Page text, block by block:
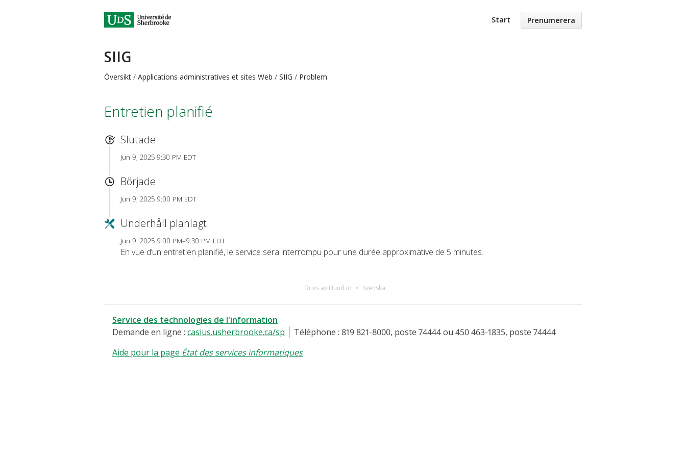
Start Prenumerera
SIIG
Översikt Applications administratives et sites Web SIIG Problem
Entretien planifié
Slutade
Jun 9, 2025 9:30 PM EDT
Började
Jun 9, 2025 9:00 PM EDT
Underhåll planlagt
Jun 9, 2025 9:00 PM–9:30 PM EDT
En vue d’un entretien planifié, le service sera interrompu pour une durée approximative de 5 minutes.
Drivs av Hund.io Svenska
Service des technologies de l'information
Demande en ligne : casius.usherbrooke.ca/sp
Téléphone : 819 821-8000, poste 74444 ou 450 463-1835, poste 74444
Aide pour la page État des services informatiques